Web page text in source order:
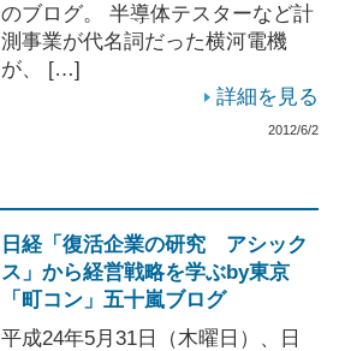
のブログ。 半導体テスターなど計
測事業が代名詞だった横河電機
が、 […]
詳細を見る
2012/6/2
日経「復活企業の研究 アシック
ス」から経営戦略を学ぶby東京
「町コン」五十嵐ブログ
平成24年5月31日（木曜日）、日